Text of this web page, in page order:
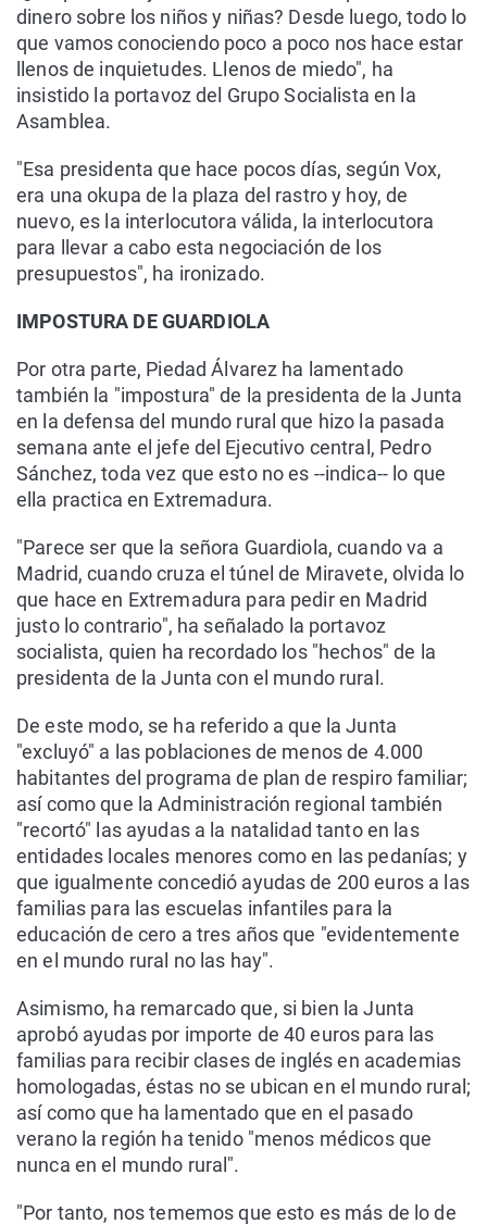
dinero sobre los niños y niñas? Desde luego, todo lo
que vamos conociendo poco a poco nos hace estar
llenos de inquietudes. Llenos de miedo", ha
insistido la portavoz del Grupo Socialista en la
Asamblea.
"Esa presidenta que hace pocos días, según Vox,
era una okupa de la plaza del rastro y hoy, de
nuevo, es la interlocutora válida, la interlocutora
para llevar a cabo esta negociación de los
presupuestos", ha ironizado.
IMPOSTURA DE GUARDIOLA
Por otra parte, Piedad Álvarez ha lamentado
también la "impostura" de la presidenta de la Junta
en la defensa del mundo rural que hizo la pasada
semana ante el jefe del Ejecutivo central, Pedro
Sánchez, toda vez que esto no es --indica-- lo que
ella practica en Extremadura.
"Parece ser que la señora Guardiola, cuando va a
Madrid, cuando cruza el túnel de Miravete, olvida lo
que hace en Extremadura para pedir en Madrid
justo lo contrario", ha señalado la portavoz
socialista, quien ha recordado los "hechos" de la
presidenta de la Junta con el mundo rural.
De este modo, se ha referido a que la Junta
"excluyó" a las poblaciones de menos de 4.000
habitantes del programa de plan de respiro familiar;
así como que la Administración regional también
"recortó" las ayudas a la natalidad tanto en las
entidades locales menores como en las pedanías; y
que igualmente concedió ayudas de 200 euros a las
familias para las escuelas infantiles para la
educación de cero a tres años que "evidentemente
en el mundo rural no las hay".
Asimismo, ha remarcado que, si bien la Junta
aprobó ayudas por importe de 40 euros para las
familias para recibir clases de inglés en academias
homologadas, éstas no se ubican en el mundo rural;
así como que ha lamentado que en el pasado
verano la región ha tenido "menos médicos que
nunca en el mundo rural".
"Por tanto, nos tememos que esto es más de lo de